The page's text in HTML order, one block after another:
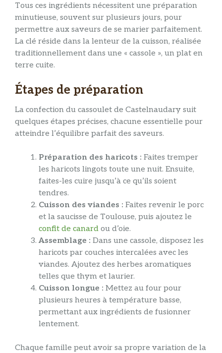
Tous ces ingrédients nécessitent une préparation
minutieuse, souvent sur plusieurs jours, pour
permettre aux saveurs de se marier parfaitement.
La clé réside dans la lenteur de la cuisson, réalisée
traditionnellement dans une « cassole », un plat en
terre cuite.
Étapes de préparation
La confection du cassoulet de Castelnaudary suit
quelques étapes précises, chacune essentielle pour
atteindre l’équilibre parfait des saveurs.
Préparation des haricots : Faites tremper
les haricots lingots toute une nuit. Ensuite,
faites-les cuire jusqu’à ce qu’ils soient
tendres.
Cuisson des viandes : Faites revenir le porc
et la saucisse de Toulouse, puis ajoutez le
confit de canard ou d’oie.
Assemblage : Dans une cassole, disposez les
haricots par couches intercalées avec les
viandes. Ajoutez des herbes aromatiques
telles que thym et laurier.
Cuisson longue : Mettez au four pour
plusieurs heures à température basse,
permettant aux ingrédients de fusionner
lentement.
Chaque famille peut avoir sa propre variation de la